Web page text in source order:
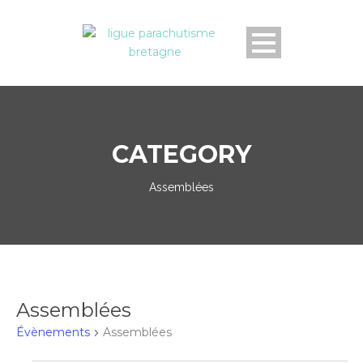
CATEGORY
Assemblées
Assemblées
Évènements Assemblées